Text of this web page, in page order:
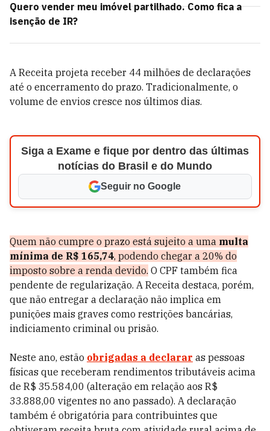
Quero vender meu imóvel partilhado. Como fica a
isenção de IR?
A Receita projeta receber 44 milhões de declarações
até o encerramento do prazo. Tradicionalmente, o
volume de envios cresce nos últimos dias.
Siga a Exame e fique por dentro das últimas
notícias do Brasil e do Mundo
Seguir no Google
Quem não cumpre o prazo está sujeito a uma multa
mínima de R$ 165,74, podendo chegar a 20% do
imposto sobre a renda devido. O CPF também fica
pendente de regularização. A Receita destaca, porém,
que não entregar a declaração não implica em
punições mais graves como restrições bancárias,
indiciamento criminal ou prisão.
Neste ano, estão obrigadas a declarar as pessoas
físicas que receberam rendimentos tributáveis acima
de R$ 35.584,00 (alteração em relação aos R$
33.888,00 vigentes no ano passado). A declaração
também é obrigatória para contribuintes que